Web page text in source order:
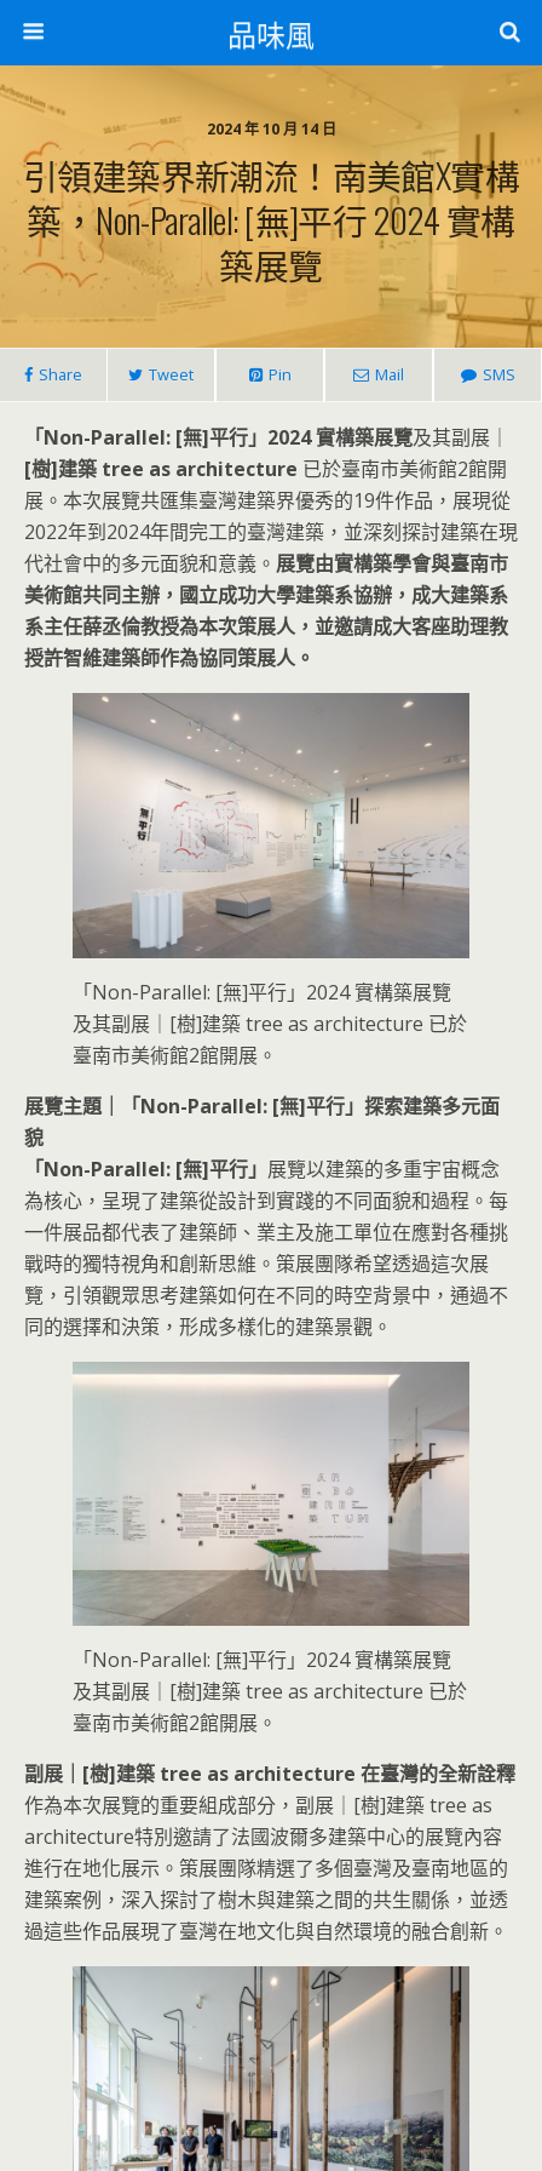
品味風
2024 年 10 月 14 日
引領建築界新潮流！南美館x實構
築，Non-Parallel: [無]平行 2024 實構
築展覽
Share Tweet Pin Mail SMS
「Non-Parallel: [無]平行」2024 實構築展覽及其副展｜
[樹]建築 tree as architecture 已於臺南市美術館2館開
展。本次展覽共匯集臺灣建築界優秀的19件作品，展現從
2022年到2024年間完工的臺灣建築，並深刻探討建築在現
代社會中的多元面貌和意義。 展覽由實構築學會與臺南市
美術館共同主辦，國立成功大學建築系協辦，成大建築系
系主任薛丞倫教授為本次策展人，並邀請成大客座助理教
授許智維建築師作為協同策展人。
「Non-Parallel: [無]平行」2024 實構築展覽
及其副展｜[樹]建築 tree as architecture 已於
臺南市美術館2館開展。
展覽主題｜「Non-Parallel: [無]平行」探索建築多元面
貌
「Non-Parallel: [無]平行」 展覽以建築的多重宇宙概念
為核心，呈現了建築從設計到實踐的不同面貌和過程。每
一件展品都代表了建築師、業主及施工單位在應對各種挑
戰時的獨特視角和創新思維。策展團隊希望透過這次展
覽，引領觀眾思考建築如何在不同的時空背景中，通過不
同的選擇和決策，形成多樣化的建築景觀。
「Non-Parallel: [無]平行」2024 實構築展覽
及其副展｜[樹]建築 tree as architecture 已於
臺南市美術館2館開展。
副展｜[樹]建築 tree as architecture 在臺灣的全新詮釋
作為本次展覽的重要組成部分，副展｜[樹]建築 tree as
architecture特別邀請了法國波爾多建築中心的展覽內容
進行在地化展示。策展團隊精選了多個臺灣及臺南地區的
建築案例，深入探討了樹木與建築之間的共生關係，並透
過這些作品展現了臺灣在地文化與自然環境的融合創新。